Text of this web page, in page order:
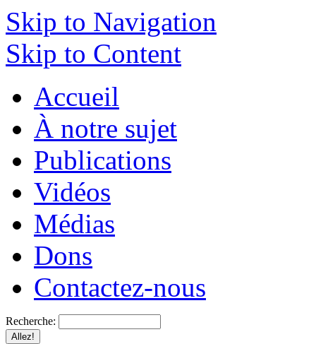
Skip to Navigation
Skip to Content
Accueil
À notre sujet
Publications
Vidéos
Médias
Dons
Contactez-nous
Recherche: